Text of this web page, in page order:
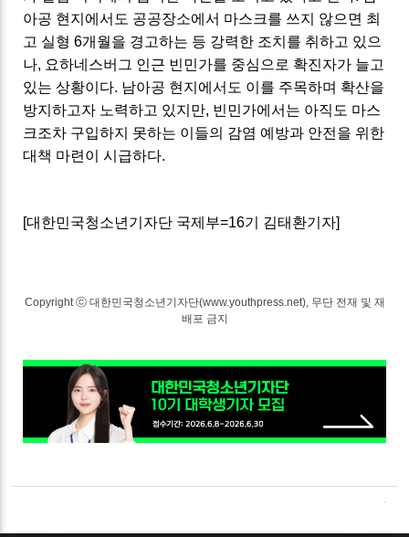
아공 현지에서도 공공장소에서 마스크를 쓰지 않으면 최
고 실형 6개월을 경고하는 등 강력한 조치를 취하고 있으
나, 요하네스버그 인근 빈민가를 중심으로 확진자가 늘고
있는 상황이다. 남아공 현지에서도 이를 주목하며 확산을
방지하고자 노력하고 있지만, 빈민가에서는 아직도 마스
크조차 구입하지 못하는 이들의 감염 예방과 안전을 위한
대책 마련이 시급하다.
[대한민국청소년기자단 국제부=16기 김태환기자]
Copyright ⓒ 대한민국청소년기자단(www.youthpress.net), 무단 전재 및 재
배포 금지